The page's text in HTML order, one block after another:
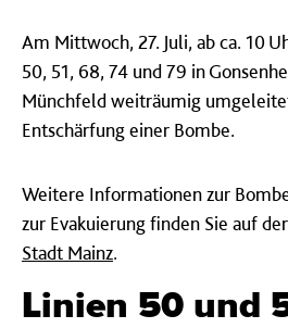
Am Mittwoch, 27. Juli, ab ca. 10
50, 51, 68, 74 und 79 in
Münchfeld weiträumig
Entschärfung einer Bombe.
Weitere Informationen zur
zur Evakuierung finden Sie auf der
Stadt Mainz.
Linien 50 und